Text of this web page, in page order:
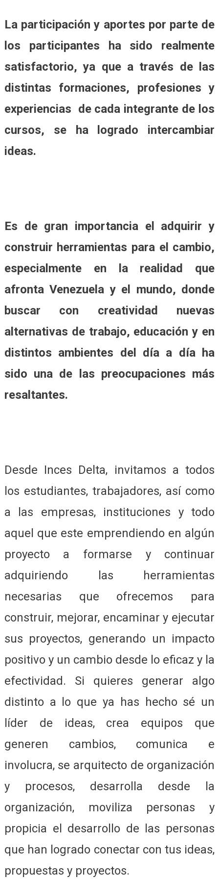
La participación y aportes por parte de
los participantes ha sido realmente
satisfactorio, ya que a través de las
distintas formaciones, profesiones y
experiencias de cada integrante de los
cursos, se ha logrado intercambiar
ideas.
Es de gran importancia el adquirir y
construir herramientas para el cambio,
especialmente en la realidad que
afronta Venezuela y el mundo, donde
buscar con creatividad nuevas
alternativas de trabajo, educación y en
distintos ambientes del día a día ha
sido una de las preocupaciones más
resaltantes.
Desde Inces Delta, invitamos a todos
los estudiantes, trabajadores, así como
a las empresas, instituciones y todo
aquel que este emprendiendo en algún
proyecto a formarse y continuar
adquiriendo las herramientas
necesarias que ofrecemos para
construir, mejorar, encaminar y ejecutar
sus proyectos, generando un impacto
positivo y un cambio desde lo eficaz y la
efectividad. Si quieres generar algo
distinto a lo que ya has hecho sé un
líder de ideas, crea equipos que
generen cambios, comunica e
involucra, se arquitecto de organización
y procesos, desarrolla desde la
organización, moviliza personas y
propicia el desarrollo de las personas
que han logrado conectar con tus ideas,
propuestas y proyectos.